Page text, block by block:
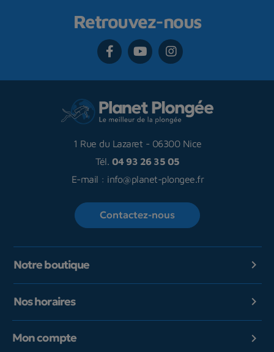
Retrouvez-nous
1 Rue du Lazaret - 06300 Nice
Tél. 04 93 26 35 05
E-mail : info@planet-plongee.fr
Contactez-nous
Notre boutique 
Nos horaires 
Mon compte 